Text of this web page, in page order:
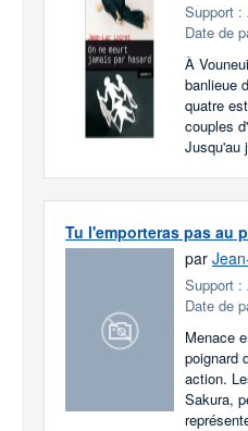
Support :
Date de
À
banlieue
quatre
couples
Jusqu'au
Tu l'emporteras pas au
par
Support :
Date de
Menace
poignard
action.
Sakura,